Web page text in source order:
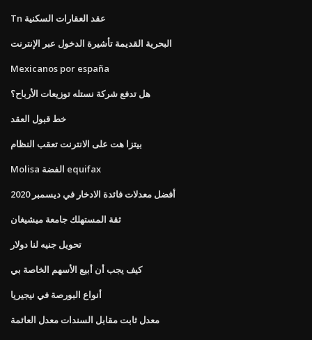
Tn عقد العقارات السكنية
البحرية القديمة تأشيرة الدخول عبر الإنترنت
Mexicanos por españa
هل تدفع شركة نستله توزيعات الأرباح؟
خط قبول العقد
بيتزا هت على الانترنت تعقب النظام
Molisa الفضة equifax
أفضل معدلات فائدة الادخار في ديسمبر 2020
ثقة المستهلك جامعة ميشيغان
تحويل جنيه لنا دولار
كيف يجب أن أبيع الأسهم الخاصة بي
أنواع البورصة في نيجيريا
معدل ثابت مقابل السندات معدل العائمة